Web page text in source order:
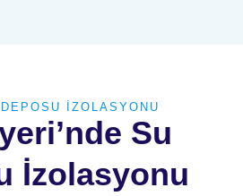
İZOLASYONU
Su
İzolasyonu